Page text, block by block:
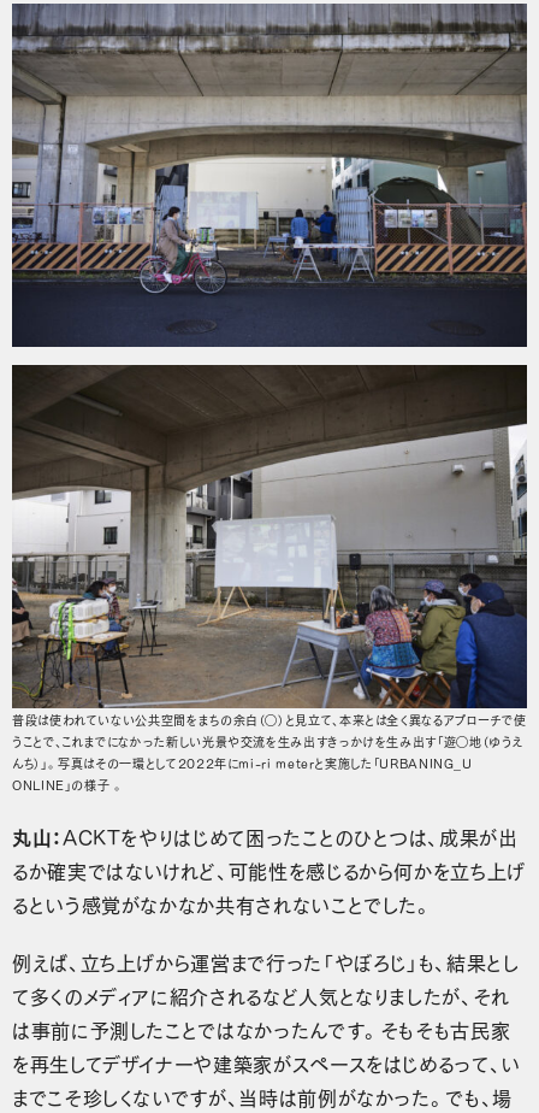
普段は使われていない公共空間をまちの余白（◯）と見立て、本来とは全く異なるアプローチで使
うことで、これまでになかった新しい光景や交流を生み出すきっかけを生み出す「遊◯地（ゆうえ
んち）」。写真はその一環として2022年にmi-ri meterと実施した「URBANING_U
ONLINE」の様子 。
丸山：ACKTをやりはじめて困ったことのひとつは、成果が出
るか確実ではないけれど、可能性を感じるから何かを立ち上げ
るという感覚がなかなか共有されないことでした。
例えば、立ち上げから運営まで行った「やぼろじ」も、結果とし
て多くのメディアに紹介されるなど人気となりましたが、それ
は事前に予測したことではなかったんです。そもそも古民家
を再生してデザイナーや建築家がスペースをはじめるって、い
までこそ珍しくないですが、当時は前例がなかった。でも、場